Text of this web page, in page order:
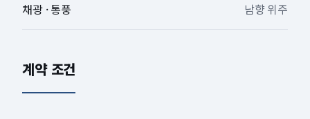
채광 · 통풍 남향 위주
계약 조건